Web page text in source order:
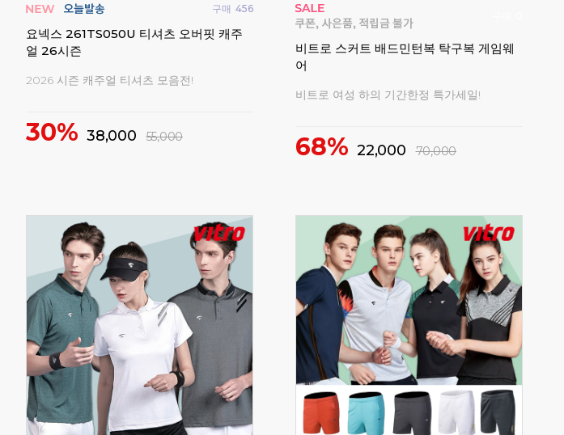
구매 456
요넥스 261TS050U 티셔츠 오버핏 캐주
얼 26시즌
2026 시즌 캐주얼 티셔츠 모음전!
30% 38,000 55,000
비트로 스커트 배드민턴복 탁구복 게임웨
어
비트로 여성 하의 기간한정 특가세일!
68% 22,000 70,000